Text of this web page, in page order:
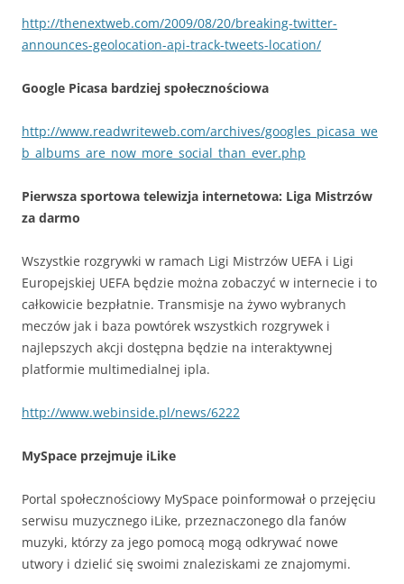
http://thenextweb.com/2009/08/20/breaking-twitter-
announces-geolocation-api-track-tweets-location/
Google Picasa bardziej społecznościowa
http://www.readwriteweb.com/archives/googles_picasa_we
b_albums_are_now_more_social_than_ever.php
Pierwsza sportowa telewizja internetowa: Liga Mistrzów
za darmo
Wszystkie rozgrywki w ramach Ligi Mistrzów UEFA i Ligi
Europejskiej UEFA będzie można zobaczyć w internecie i to
całkowicie bezpłatnie. Transmisje na żywo wybranych
meczów jak i baza powtórek wszystkich rozgrywek i
najlepszych akcji dostępna będzie na interaktywnej
platformie multimedialnej ipla.
http://www.webinside.pl/news/6222
MySpace przejmuje iLike
Portal społecznościowy MySpace poinformował o przejęciu
serwisu muzycznego iLike, przeznaczonego dla fanów
muzyki, którzy za jego pomocą mogą odkrywać nowe
utwory i dzielić się swoimi znaleziskami ze znajomymi.